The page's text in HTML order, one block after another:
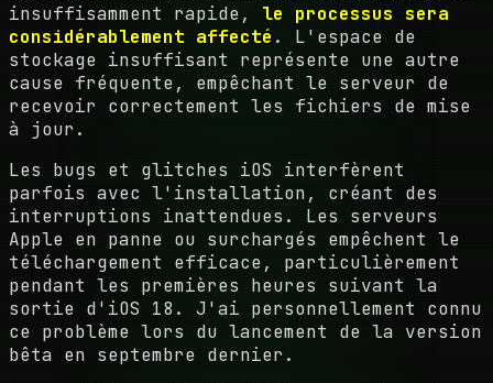
insuffisamment rapide, le processus sera
considérablement affecté . L'espace de
stockage insuffisant représente une autre
cause fréquente, empêchant le serveur de
recevoir correctement les fichiers de mise
à jour.
Les bugs et glitches iOS interfèrent
parfois avec l'installation, créant des
interruptions inattendues. Les serveurs
Apple en panne ou surchargés empêchent le
téléchargement efficace, particulièrement
pendant les premières heures suivant la
sortie d'iOS 18. J'ai personnellement connu
ce problème lors du lancement de la version
bêta en septembre dernier.